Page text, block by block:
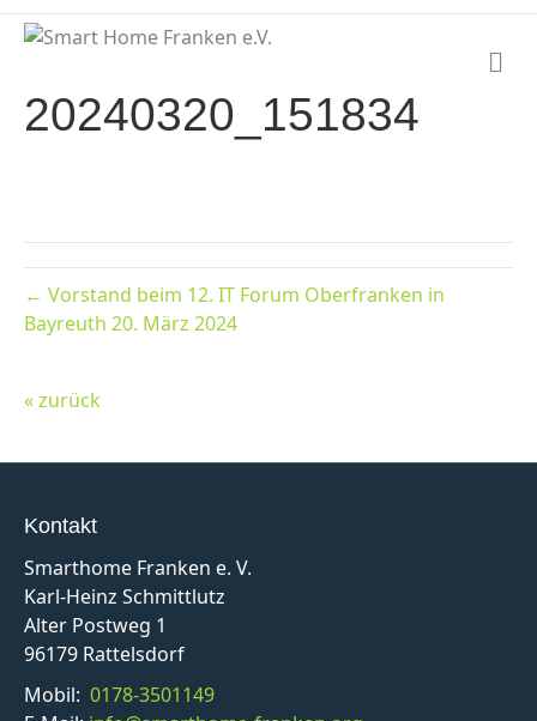
o
n
20240320_151834
← Vorstand beim 12. IT Forum Oberfranken in
Bayreuth 20. März 2024
« zurück
Kontakt
Smarthome Franken e. V.
Karl-Heinz Schmittlutz
Alter Postweg 1
96179 Rattelsdorf
Mobil: 0178-3501149